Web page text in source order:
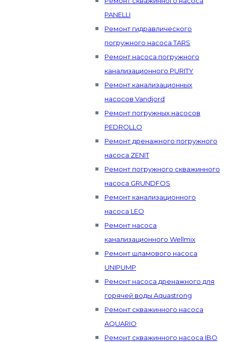
PANELLI
Ремонт гидравлического
погружного насоса TARS
Ремонт насоса погружного
канализационного PURITY
Ремонт канализационных
насосов Vandjord
Ремонт погружных насосов
PEDROLLO
Ремонт дренажного погружного
насоса ZENIT
Ремонт погружного скважинного
насоса GRUNDFOS
Ремонт канализационного
насоса LEO
Ремонт насоса
канализационного Wellmix
Ремонт шламового насоса
UNIPUMP
Ремонт насоса дренажного для
горячей воды Aquastrong
Ремонт скважинного насоса
AQUARIO
Ремонт скважинного насоса IBO